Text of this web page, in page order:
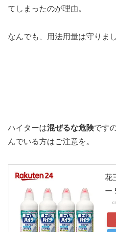
てしまったのが理由。
なんでも、用法用量は守りまし
ハイターは混ぜるな危険です
んでいる方はご注意を。
花
ー